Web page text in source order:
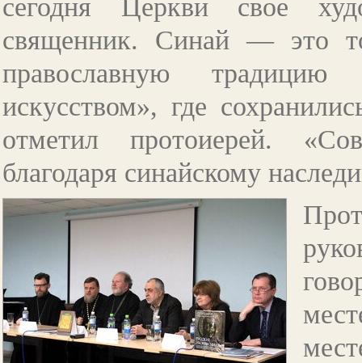
сегодня Церкви свое
священник. Синай—это
православную
искусством», где
отметил протоиерей.
благодаря синайскому